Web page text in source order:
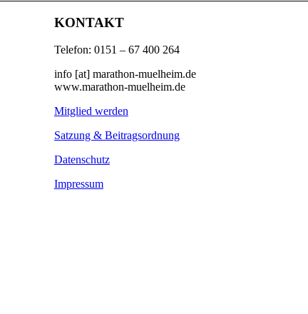
KONTAKT
Telefon: 0151 – 67 400 264
info [at] marathon-muelheim.de
www.marathon-muelheim.de
Mitglied werden
Satzung & Beitragsordnung
Datenschutz
Impressum